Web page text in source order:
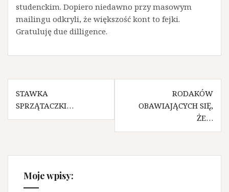
studenckim. Dopiero niedawno przy masowym
mailingu odkryli, że większość kont to fejki.
Gratuluję due dilligence.
N
a
STAWKA
SPRZĄTACZKI…
RODAKÓW
OBAWIAJĄCYCH SIĘ,
ŻE…
Moje wpisy: